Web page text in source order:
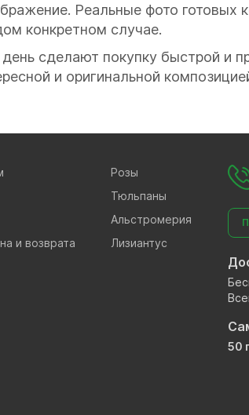
Реальные фото готовых
конкретном случае.
сделают покупку быстрой и
и оригинальной
и возврата
Розы
Тюльпаны
Альстромерия
Лизиантус
50